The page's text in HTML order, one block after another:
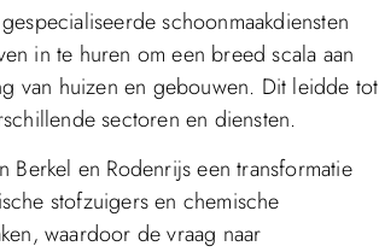
schoonmaakdiensten
in te huren om een breed scala aan
van huizen en gebouwen. Dit leidde tot
sectoren en diensten.
en Rodenrijs een transformatie
stofzuigers en chemische
waardoor de vraag naar